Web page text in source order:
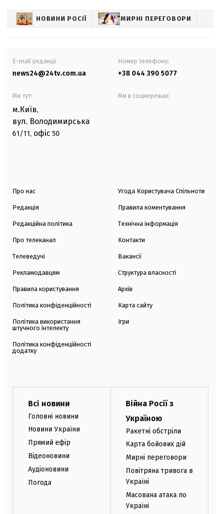
НОВИНИ РОСІЇ МИРНІ ПЕРЕГОВОРИ
E-mail редакції
news24@24tv.com.ua
Номер телефону:
+38 044 390 5077
Ми тут:
м.Київ,
вул. Володимирська
61/11, офіс 50
Ми в соцмережах:
Про нас
Редакція
Редакційна політика
Про телеканал
Телеведучі
Рекламодавцям
Правила користування
Політика конфіденційності
Політика використання
штучного інтелекту
Політика конфіденційності
додатку
Угода Користувача Спільноти
Правила коментування
Технічна інформація
Контакти
Вакансії
Структура власності
Архів
Карта сайту
Ігри
Всі новини
Головні новини
Новини України
Прямий ефір
Відеоновини
Аудіоновини
Погода
Війна Росії з
Україною
Ракетні обстріли
Карта бойових дій
Мирні переговори
Повітряна тривога в
Україні
Масована атака по
Україні